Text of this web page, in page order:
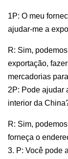
1P: O meu
ajudar-me a
R: Sim,
exportação,
mercadorias
2P: Pode ajudar
interior da
R: Sim,
forneça o
3. P: Você pode